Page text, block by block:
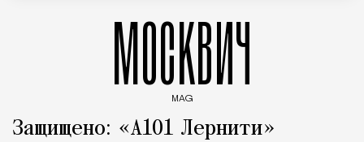
МОСКВИЧ
MAG
Защищено: «А101 Лернити»